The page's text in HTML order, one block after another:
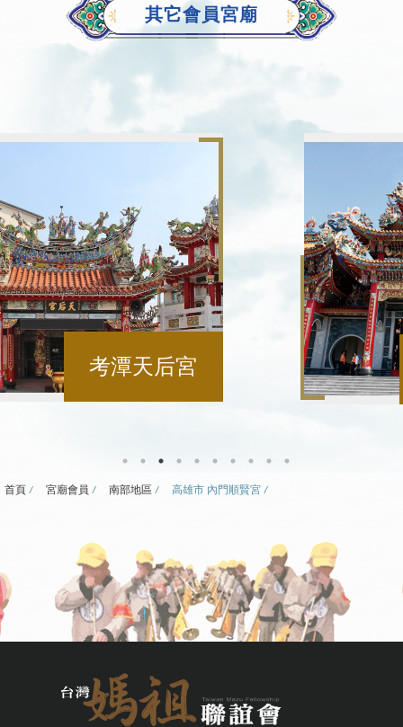
其它會員宮廟
高雄市 內門順賢宮
首頁 宮廟會員 南部地區 高雄市 內門順賢宮